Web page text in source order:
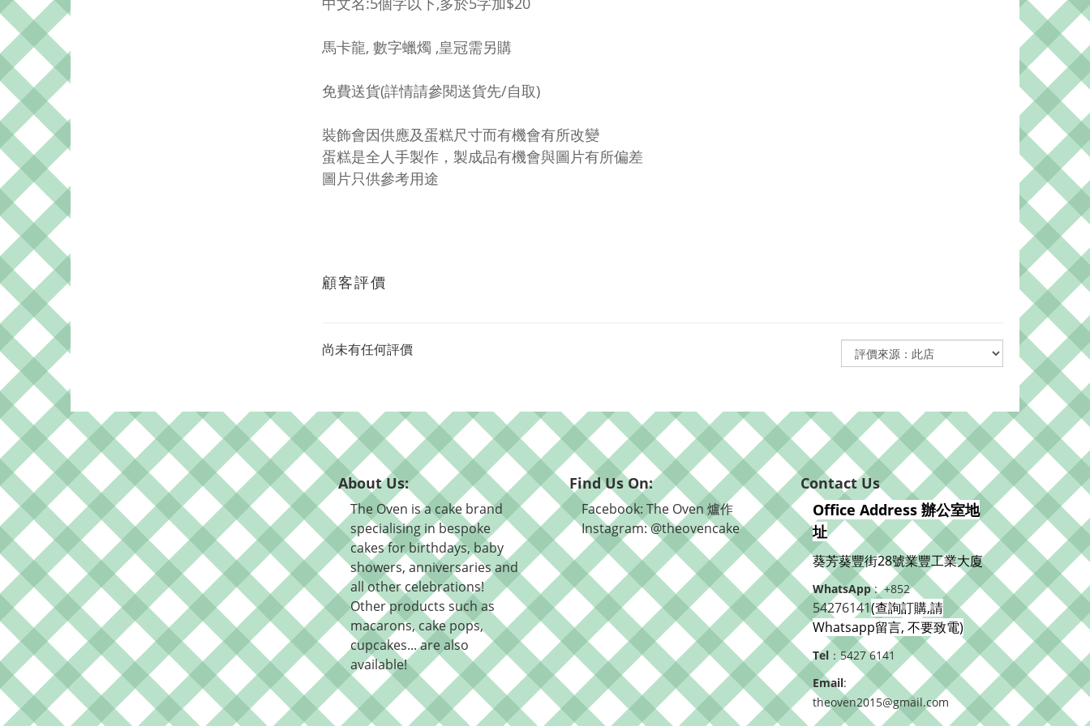
馬卡龍, 數字蠟燭 ,皇冠需另購
免費送貨(詳情請參閱送貨先/自取)
裝飾會因供應及蛋糕尺寸而有機會有所改變
蛋糕是全人手製作，製成品有機會與圖片有所偏差
圖片只供參考用途
顧客評價
尚未有任何評價
About Us:
The Oven is a cake brand
specialising in bespoke
cakes for birthdays, baby
showers, anniversaries and
all other celebrations!
Other products such as
macarons, cake pops,
cupcakes... are also
available!
Find Us On:
Facebook: The Oven 爐作
Instagram: @theovencake
Contact Us
Office Address 辦公室地
址
葵芳葵豐街28號業豐工業大廈
WhatsApp: +852
54276141(查詢訂購,請
Whatsapp留言, 不要致電)
Tel ：5427 6141
Email:
theoven2015@gmail.com